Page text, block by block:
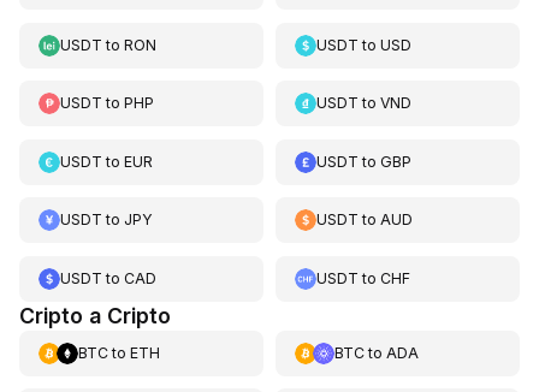
USDT to RON USDT toUSD
USDT to PHP USDT toVND
USDT to EUR USDT toGBP
USDT to JPY USDT toAUD
USDT to CAD USDT toCHF
Cripto a Cripto
BTCto ETH BTCto ADA